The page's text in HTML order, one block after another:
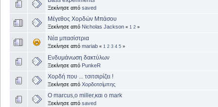
Ξεκίνησε από saved
Μέγεθος Χορδών Μπάσου
Ξεκίνησε από Nicholas Jackson « 1 2 »
Νέα μπασίστρια
Ξεκίνησε από mariab « 1 2 3 4 5 »
Ενδυμάνωση δακτύλων
Ξεκίνησε από PunkeR
Χορδή που ... τσιτσιρίζει !
Ξεκίνησε από Χορδοτσίμπης
Ο marcus,ο miller,και ο mark
Ξεκίνησε από saved